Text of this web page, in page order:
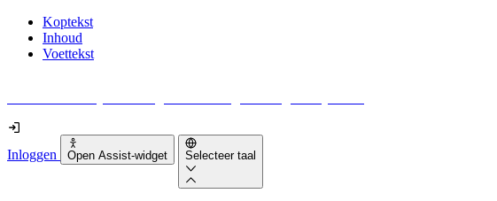
Koptekst
Inhoud
Voettekst
Inloggen Open Assist-widget Selecteer taal